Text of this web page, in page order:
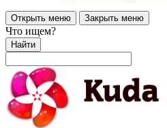
Открыть меню Закрыть меню
Что ищем?
Найти